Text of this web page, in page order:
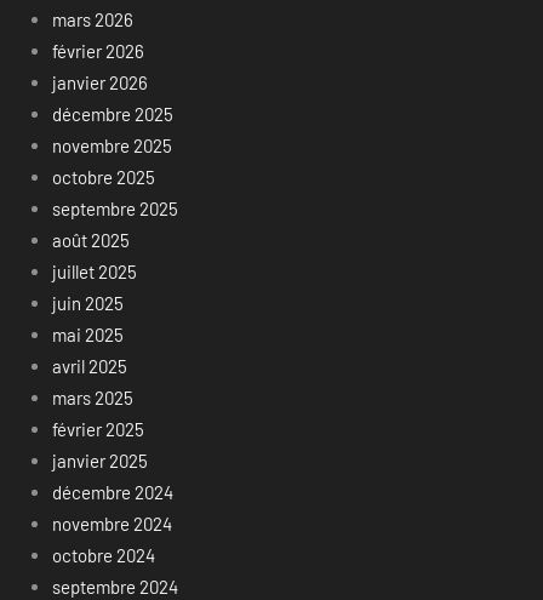
mars 2026
février 2026
janvier 2026
décembre 2025
novembre 2025
octobre 2025
septembre 2025
août 2025
juillet 2025
juin 2025
mai 2025
avril 2025
mars 2025
février 2025
janvier 2025
décembre 2024
novembre 2024
octobre 2024
septembre 2024